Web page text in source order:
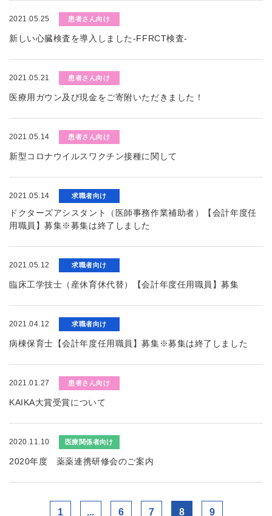
2021.05.25 患者さん向け
新しい心臓検査を導入しました-FFRCT検査-
2021.05.21 患者さん向け
医療用ガウン及び現金をご寄附いただきました！
2021.05.14 患者さん向け
新型コロナウイルスワクチン接種に関して
2021.05.14 求職者向け
ドクターズアシスタント（医師事務作業補助者）【会計年度任
用職員】募集※募集は終了しました
2021.05.12 求職者向け
臨床工学技士（産休育休代替）【会計年度任用職員】募集
2021.04.12 求職者向け
病棟保育士【会計年度任用職員】募集※募集は終了しました
2021.01.27 患者さん向け
KAIKA大賞受賞について
2020.11.10 医療関係者向け
2020年度 薬薬連携研修会のご案内
1 ... 6 7 8 9